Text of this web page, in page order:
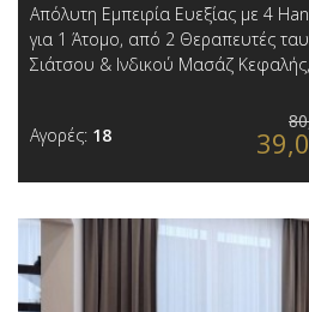
Απόλυτη Εμπειρία Ευεξίας με 4
για 1 Άτομο, από 2 Θεραπευτές
Σιάτσου & Ινδικού Μασάζ
Αγορές: 18